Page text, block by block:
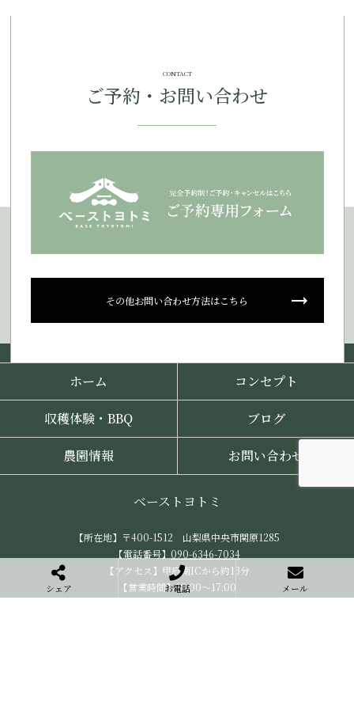
CONTACT
ご予約・お問い合わせ
その他お問い合わせ方法はこちら
ホーム コンセプト
収穫体験・BBQ ブログ
農園情報 お問い合わせ
ベーストヨトミ
【所在地】〒400-1512 山梨県中央市関原1285
【電話番号】 090-6346-7034
【アクセス】甲府南ICから約13分
【営業時間】10:00～17:00
シェア お電話 メール